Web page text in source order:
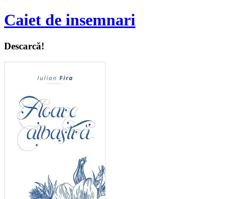
Caiet de insemnari
Descarcă!